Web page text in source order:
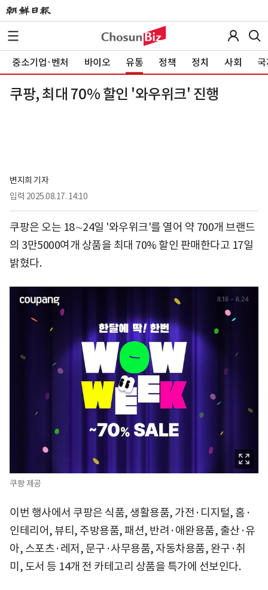
중소기업·벤처 바이오 유통 정책 정치 사회
쿠팡, 최대 70% 할인 '와우위크' 진행
변지희 기자
입력 2025.08.17. 14:10
쿠팡은 오는 18∼24일 '와우위크'를 열어 약 700개 브랜드
의 3만5000여개 상품을 최대 70% 할인 판매한다고 17일
밝혔다.
쿠팡 제공
이번 행사에서 쿠팡은 식품, 생활용품, 가전·디지털, 홈·
인테리어, 뷰티, 주방용품, 패션, 반려·애완용품, 출산·유
아, 스포츠·레저, 문구·사무용품, 자동차용품, 완구·취
미, 도서 등 14개 전 카테고리 상품을 특가에 선보인다.